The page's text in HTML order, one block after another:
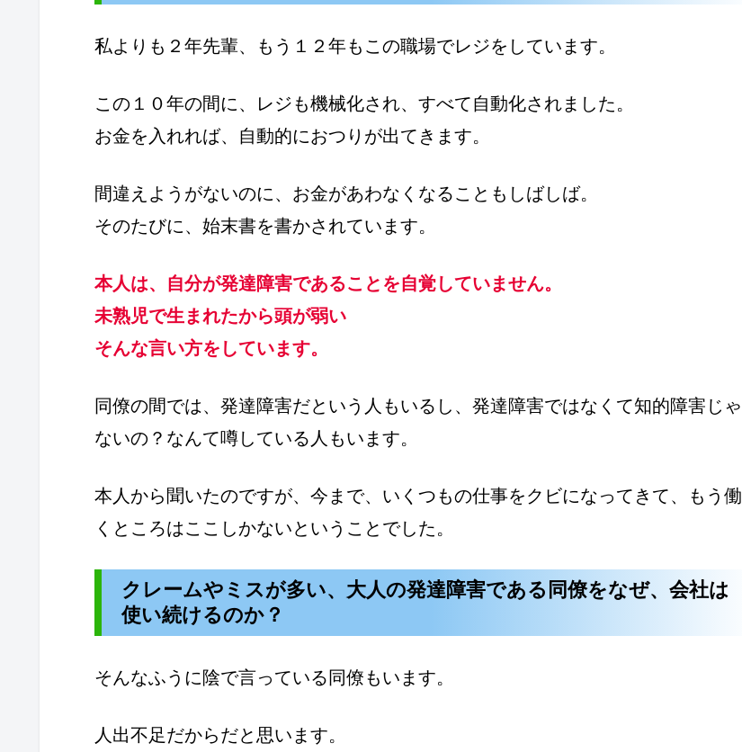
私よりも２年先輩、もう１２年もこの職場でレジをしています。
この１０年の間に、レジも機械化され、すべて自動化されました。
お金を入れれば、自動的におつりが出てきます。
間違えようがないのに、お金があわなくなることもしばしば。
そのたびに、始末書を書かされています。
本人は、自分が発達障害であることを自覚していません。
未熟児で生まれたから頭が弱い
そんな言い方をしています。
同僚の間では、発達障害だという人もいるし、発達障害ではなくて知的障害じゃ
ないの？なんて噂している人もいます。
本人から聞いたのですが、今まで、いくつもの仕事をクビになってきて、もう働
くところはここしかないということでした。
クレームやミスが多い、大人の発達障害である同僚をなぜ、会社は
使い続けるのか？
そんなふうに陰で言っている同僚もいます。
人出不足だからだと思います。